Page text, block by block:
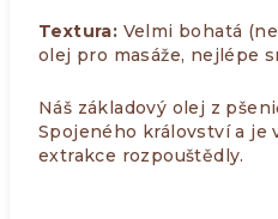
Textura: Velmi bohatá
olej pro masáže, nejlépe
Náš základový olej z
Spojeného království a je
extrakce rozpouštědly.